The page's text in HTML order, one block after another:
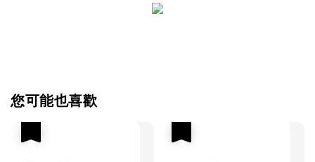
您可能也喜歡